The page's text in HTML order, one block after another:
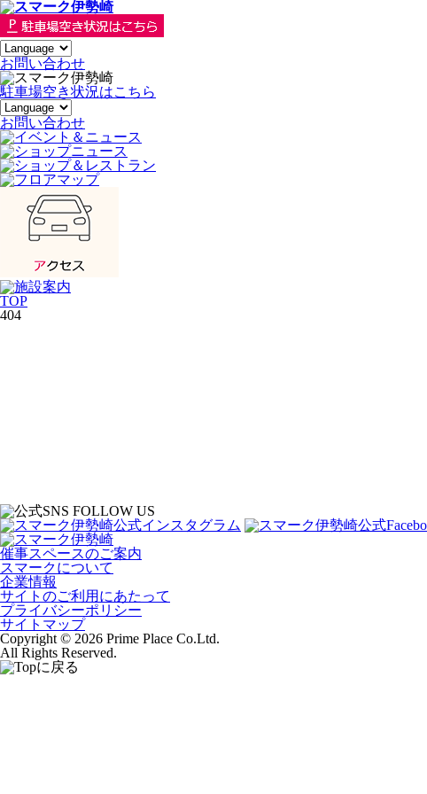
お問い合わせ
駐車場空き状況はこちら
お問い合わせ
TOP
404
催事スペースのご案内
スマークについて
企業情報
サイトのご利用にあたって
プライバシーポリシー
サイトマップ
Copyright © 2026 Prime Place Co.Ltd.
All Rights Reserved.